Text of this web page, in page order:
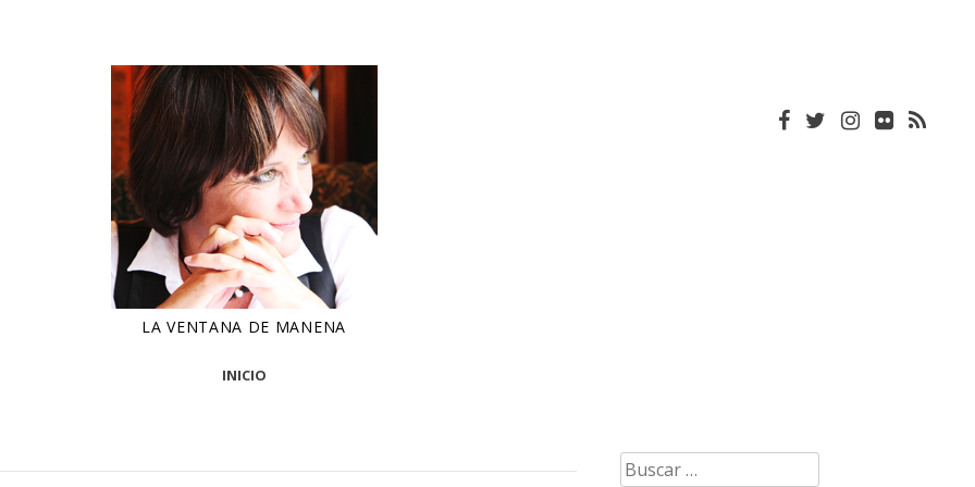
LA VENTANA DE MANENA
INICIO
Buscar: